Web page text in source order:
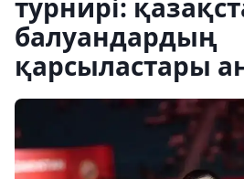
турнирі:
балуандардың
қарсыластары